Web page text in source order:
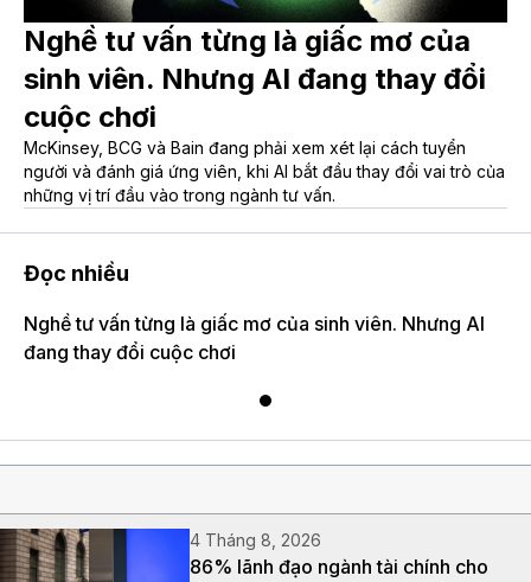
Nghề tư vấn từng là giấc mơ của
sinh viên. Nhưng AI đang thay đổi
cuộc chơi
McKinsey, BCG và Bain đang phải xem xét lại cách tuyển
người và đánh giá ứng viên, khi AI bắt đầu thay đổi vai trò của
những vị trí đầu vào trong ngành tư vấn.
Đọc nhiều
Nghề tư vấn từng là giấc mơ của sinh viên. Nhưng AI
đang thay đổi cuộc chơi
4 Tháng 8, 2026
86% lãnh đạo ngành tài chính cho